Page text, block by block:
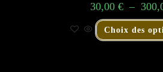
30,00 € –
Choix des